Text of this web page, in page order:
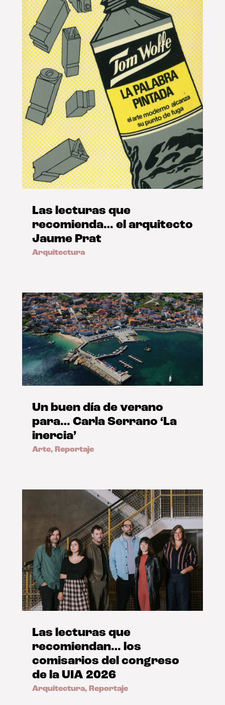
Las lecturas que
recomienda… el arquitecto
Jaume Prat
Arquitectura
Un buen día de verano
para… Carla Serrano ‘La
inercia’
Arte, Reportaje
Las lecturas que
recomiendan… los
comisarios del congreso
de la UIA 2026
Arquitectura, Reportaje